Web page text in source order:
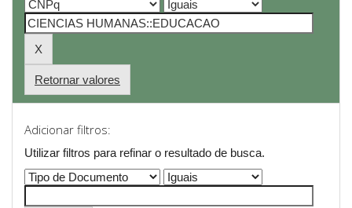
Retornar valores
Adicionar filtros:
Utilizar filtros para refinar o resultado de busca.